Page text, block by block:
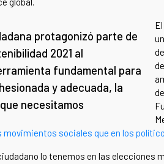
protagonizó parte de
2021 al
fundamental para
y adecuada, la
necesitamos
movimientos sociales que en los
lo tenemos en las elecciones